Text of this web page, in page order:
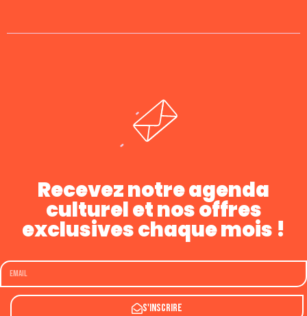
Recevez notre agenda
culturel et nos offres
exclusives chaque mois !
S'inscrire